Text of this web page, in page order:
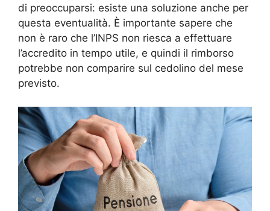
di preoccuparsi: esiste una soluzione anche per
questa eventualità. È importante sapere che
non è raro che l’INPS non riesca a effettuare
l’accredito in tempo utile, e quindi il rimborso
potrebbe non comparire sul cedolino del mese
previsto.